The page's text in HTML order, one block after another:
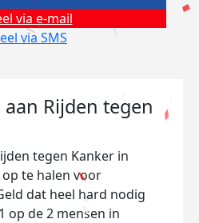
via e-mail
via SMS
Rijden tegen
tegen Kanker in
te halen voor
dat heel hard nodig
op de 2 mensen in